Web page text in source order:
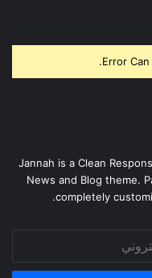
Error
Jannah is a Clean
News and Blog theme.
completely